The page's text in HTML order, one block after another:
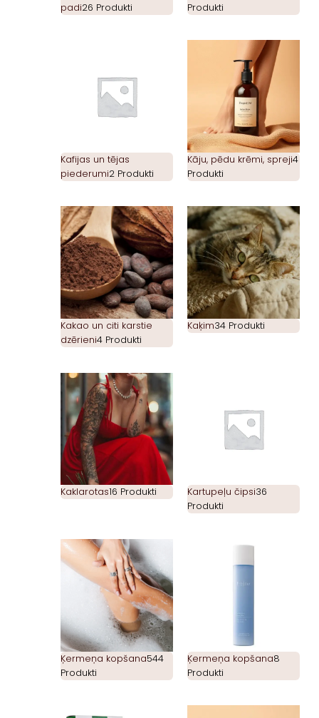
padi26 Produkti
Produkti
Kafijas un tējas
piederumi2 Produkti
Kāju, pēdu krēmi, spreji4
Produkti
Kakao un citi karstie
dzērieni4 Produkti
Kaķim34 Produkti
Kaklarotas16 Produkti Kartupeļu čipsi36
Produkti
Ķermeņa kopšana544
Produkti
Ķermeņa kopšana8
Produkti